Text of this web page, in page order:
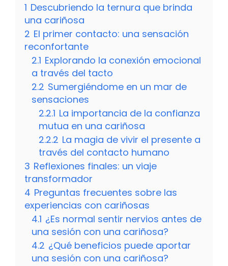
1 Descubriendo la ternura que brinda
una cariñosa
2 El primer contacto: una sensación
reconfortante
2.1 Explorando la conexión emocional
a través del tacto
2.2 Sumergiéndome en un mar de
sensaciones
2.2.1 La importancia de la confianza
mutua en una cariñosa
2.2.2 La magia de vivir el presente a
través del contacto humano
3 Reflexiones finales: un viaje
transformador
4 Preguntas frecuentes sobre las
experiencias con cariñosas
4.1 ¿Es normal sentir nervios antes de
una sesión con una cariñosa?
4.2 ¿Qué beneficios puede aportar
una sesión con una cariñosa?